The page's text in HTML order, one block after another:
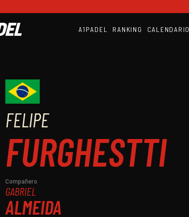
A1PADEL RANKING CALENDARIO
FELIPE
FURGHESTTI
Compañero
GABRIEL
ALMEIDA